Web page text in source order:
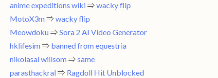
anime expeditions wiki⇒ wacky flip
MotoX3m⇒ wacky flip
Meowdoku⇒ Sora 2 AI Video Generator
hklifesim⇒ banned from equestria
nikolasal willsom⇒ same
parasthackral⇒ Ragdoll Hit Unblocked